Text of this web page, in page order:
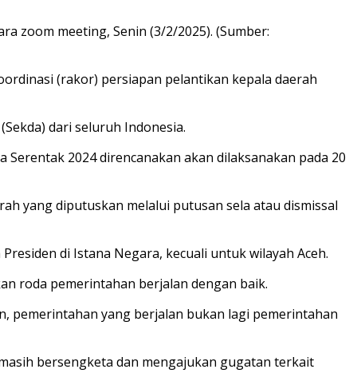
zoom meeting, Senin (3/2/2025). (Sumber:
(rakor) persiapan pelantikan kepala daerah
dari seluruh Indonesia.
2024 direncanakan akan dilaksanakan pada 20
yang diputuskan melalui putusan sela atau dismissal
di Istana Negara, kecuali untuk wilayah Aceh.
roda pemerintahan berjalan dengan baik.
pemerintahan yang berjalan bukan lagi pemerintahan
bersengketa dan mengajukan gugatan terkait